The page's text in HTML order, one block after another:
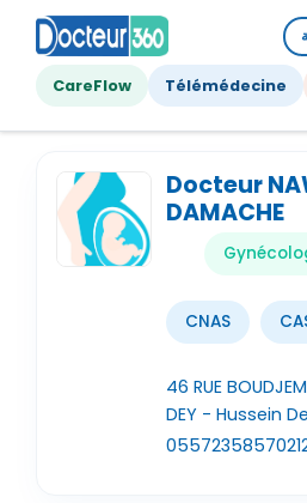
CareFlow Télémédecine
Docteur
DAMACHE
CNAS
46 RUE
DEY - Hussein
0557235857